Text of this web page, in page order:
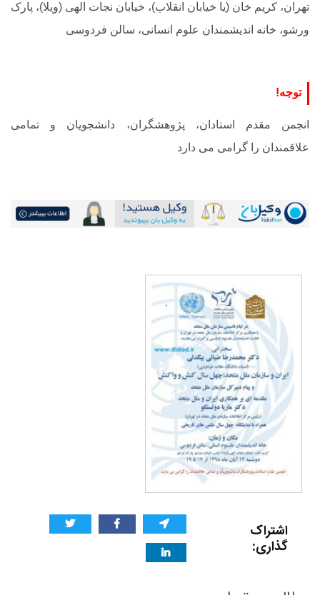
تهران، کریم خان (یا خیابان انقلاب)، خیابان نجات الهی (ویلا)، پارک
ورشو، خانه اندیشمندان علوم انسانی، سالن فردوسی
توجه!
انجمن مقدم استادان، پژوهشگران، دانشجویان و تمامی
علاقمندان را گرامی می دارد
اشتراک
گذاری: